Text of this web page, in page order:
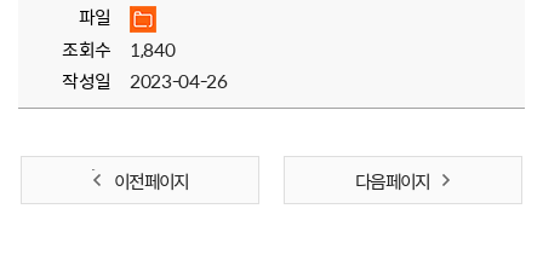
파일
조회수
1,840
작성일
2023-04-26
이전 페이지 다음 페이지